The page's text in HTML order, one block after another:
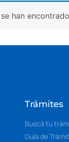
han
Trámites
Buscá tu
Guía de